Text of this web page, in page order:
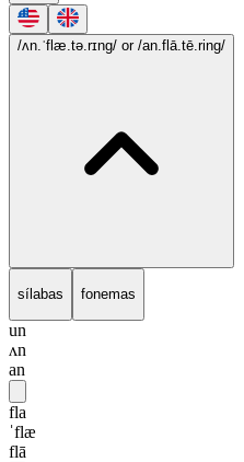
/ʌn.ˈflæ.tə.rɪng/ or /an.flā.tē.ring/
sílabas fonemas
un
ʌn
an
fla
ˈflæ
flā